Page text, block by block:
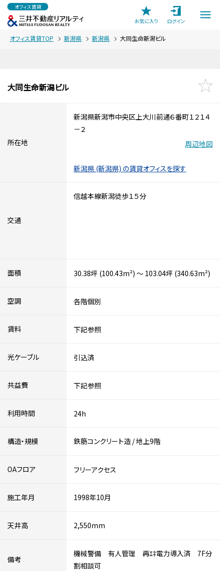
オフィス賃貸
お気に入り
ログイン
オフィス賃貸TOP 新潟県 新潟県 大同生命新潟ビル
大同生命新潟ビル
所在地
新潟県新潟市中央区上大川前通６番町１２１４
－２
周辺地図
新潟県 (新潟県) の賃貸オフィスを探す
交通
信越本線新潟徒歩１５分
面積 30.38坪 (100.43m²) ～ 103.04坪 (340.63m²)
空調 各階個別
賃料 下記参照
光ケーブル 引込済
共益費 下記参照
利用時間 24h
構造・規模 鉄筋コンクリート造 /地上9階
OAフロア フリーアクセス
施工年月 1998年10月
天井高 2,550mm
備考
機械警備 有人管理 再ｴﾈ電力導入済 7F分
割相談可